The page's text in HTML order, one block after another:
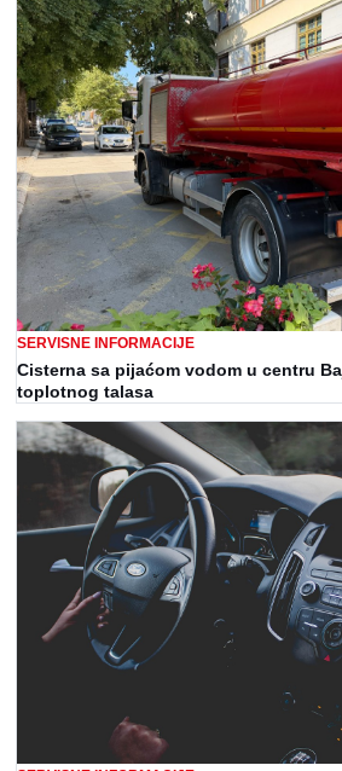
SERVISNE INFORMACIJE
Cisterna sa pijaćom vodom u centru
toplotnog talasa